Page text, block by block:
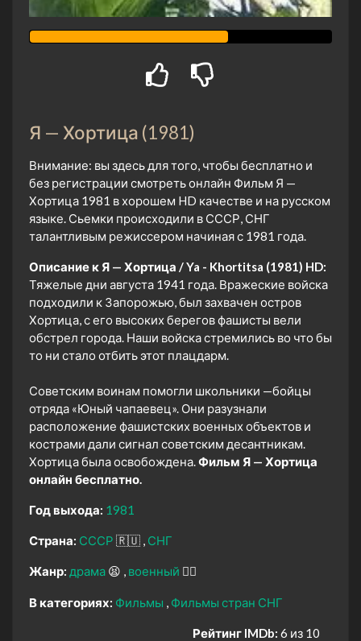
Я — Хортица (1981)
Внимание: вы здесь для того, чтобы бесплатно и
без регистрации смотреть онлайн Фильм Я —
Хортица 1981 в хорошем HD качестве и на русском
языке. Сьемки происходили в СССР, СНГ
талантливым режиссером начиная с 1981 года.
Описание к Я — Хортица / Ya - Khortitsa (1981) HD:
Тяжелые дни августа 1941 года. Вражеские войска
подходили к Запорожью, был захвачен остров
Хортица, с его высоких берегов фашисты вели
обстрел города. Наши войска стремились во что бы
то ни стало отбить этот плацдарм.
Советским воинам помогли школьники —бойцы
отряда «Юный чапаевец». Они разузнали
расположение фашистских военных объектов и
кострами дали сигнал советским десантникам.
Хортица была освобождена.Фильм Я — Хортица
онлайн бесплатно.
Год выхода: 1981
Страна: СССР 🇷🇺 СНГ
Жанр: драма 😫 военный 👨‍✈️
В категориях: Фильмы Фильмы стран СНГ
Рейтинг IMDb: 6 из 10